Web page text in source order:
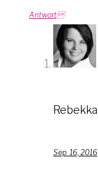
Antwort
Rebekka
Sep. 16, 2016